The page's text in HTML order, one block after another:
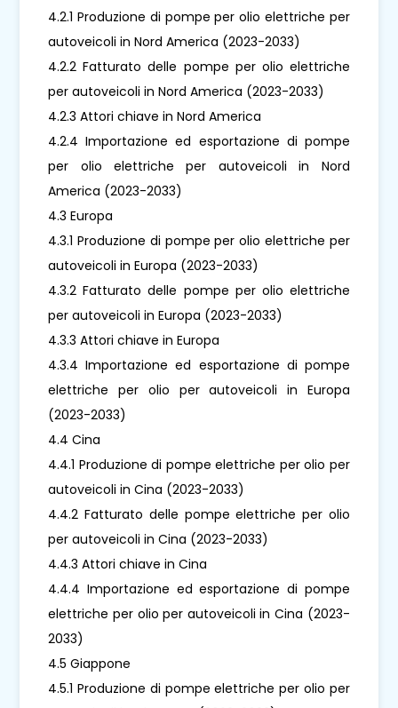
4.2.1 Produzione di pompe per olio elettriche per
autoveicoli in Nord America (2023-2033)
4.2.2 Fatturato delle pompe per olio elettriche
per autoveicoli in Nord America (2023-2033)
4.2.3 Attori chiave in Nord America
4.2.4 Importazione ed esportazione di pompe
per olio elettriche per autoveicoli in Nord
America (2023-2033)
4.3 Europa
4.3.1 Produzione di pompe per olio elettriche per
autoveicoli in Europa (2023-2033)
4.3.2 Fatturato delle pompe per olio elettriche
per autoveicoli in Europa (2023-2033)
4.3.3 Attori chiave in Europa
4.3.4 Importazione ed esportazione di pompe
elettriche per olio per autoveicoli in Europa
(2023-2033)
4.4 Cina
4.4.1 Produzione di pompe elettriche per olio per
autoveicoli in Cina (2023-2033)
4.4.2 Fatturato delle pompe elettriche per olio
per autoveicoli in Cina (2023-2033)
4.4.3 Attori chiave in Cina
4.4.4 Importazione ed esportazione di pompe
elettriche per olio per autoveicoli in Cina (2023-
2033)
4.5 Giappone
4.5.1 Produzione di pompe elettriche per olio per